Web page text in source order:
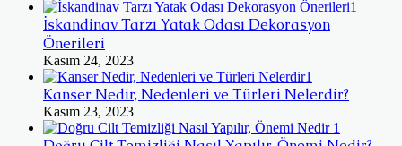
İskandinav Tarzı Yatak Odası Dekorasyon
Önerileri
Kasım 24, 2023
Kanser Nedir, Nedenleri ve Türleri Nelerdir?
Kasım 23, 2023